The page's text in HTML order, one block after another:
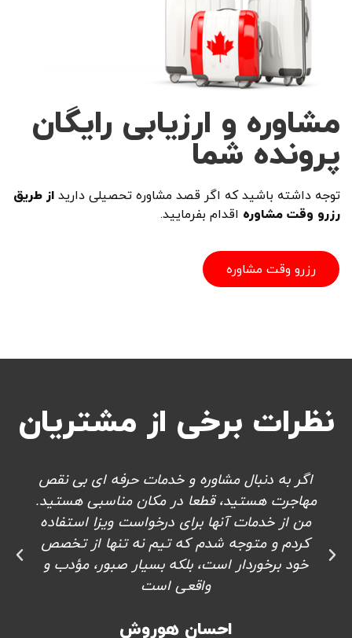
مشاوره و ارزیابی رایگان
پرونده شما
توجه داشته باشید که اگر قصد مشاوره تحصیلی داریداز طریق
رزرو وقت مشاوره اقدام بفرمایید.
رزرو وقت مشاوره
نظرات برخی از مشتریان
اگر به دنبال مشاوره و خدمات حرفه ای بی نقص
مهاجرت هستید، قطعا در مکان مناسبی هستید.
من از خدمات آنها برای درخواست ویزا استفاده
کردم و متوجه شدم که تیم نه تنها از تخصص
خود برخوردار است، بلکه بسیار صبور، مؤدب و
واقعی است
احسان هوروش